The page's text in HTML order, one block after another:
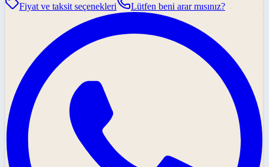
Fiyat ve taksit seçenekleri
Lütfen beni arar mısınız?